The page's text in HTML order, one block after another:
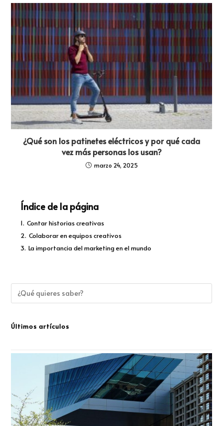
¿Qué son los patinetes eléctricos y por qué cada
vez más personas los usan?
marzo 24, 2025
Índice de la página
1. Contar historias creativas
2. Colaborar en equipos creativos
3. La importancia del marketing en el mundo
Últimos artículos